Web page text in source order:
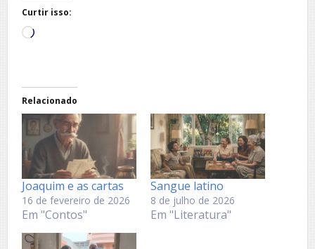
Curtir isso:
Carregando...
Relacionado
Joaquim e as cartas
16 de fevereiro de 2026
Em "Contos"
Sangue latino
8 de julho de 2026
Em "Literatura"